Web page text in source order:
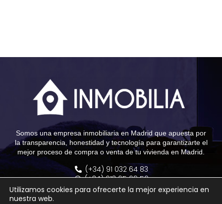
Somos una empresa inmobiliaria en Madrid que apuesta por
la transparencia, honestidad y tecnología para garantizarte el
mejor proceso de compra o venta de tu vivienda en Madrid.
(+34) 91 032 64 83
(+34) 613 65 69 56
info@grupoinmobilia.com
Calle Montesa, 23 - 28006 Madrid
Utilizamos cookies para ofrecerte la mejor experiencia en
nuestra web.